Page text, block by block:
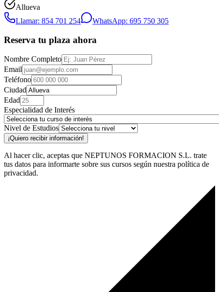
Allueva
Llamar: 854 701 254
WhatsApp: 695 750 305
Reserva tu plaza ahora
Nombre Completo
Email
Teléfono
Ciudad
Edad
Especialidad de Interés
Nivel de Estudios
¡Quiero recibir información!
Al hacer clic, aceptas que NEPTUNOS FORMACION S.L. trate
tus datos para informarte sobre sus cursos según nuestra política de
privacidad.